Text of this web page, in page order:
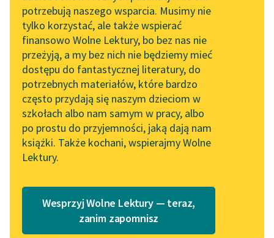
Lab
Zapraszamy na spotkanie
online z tłumaczkami
literatury skandynawskiej
Spotkanie z Katarzyną
Tunkiel w Oslo
102. lata temu zmarł
Joseph Conrad
Lektury szkolne i klasyka
literatury do słuchania dla
Przewodnik dla piszących i
czytających
API
OAI-PMH
Widget Wolnych Lektur
Przypisy
Katalog w formacie PDF
potrzebują naszego wsparcia. Musimy nie
tylko korzystać, ale także wspierać
finansowo Wolne Lektury, bo bez nas nie
przeżyją, a my bez nich nie będziemy mieć
dostępu do fantastycznej literatury, do
potrzebnych materiałów, które bardzo
często przydają się naszym dzieciom w
szkołach albo nam samym w pracy, albo
po prostu do przyjemności, jaką dają nam
książki. Także kochani, wspierajmy Wolne
Lektury.
Wesprzyj Wolne Lektury — teraz,
zanim zapomnisz
— Odebrał mi pan
ostatnią nadzieję! —
wyszeptała łkając.
Boleść ta wzruszyła
głęboko pana Radlicza.
Chodził zamyślony...
Czytaj więcej
Zofia Urbanowska
Księżniczka